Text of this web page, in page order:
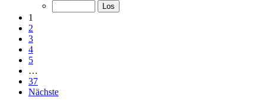
1
2
3
4
5
…
37
Nächste